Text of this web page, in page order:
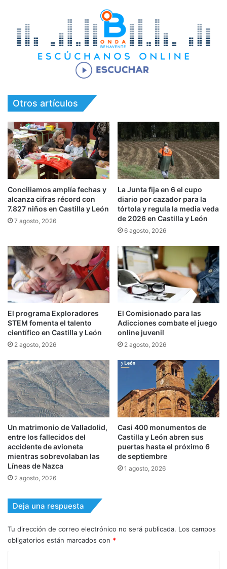
Otros artículos
Conciliamos amplía fechas y
alcanza cifras récord con
7.827 niños en Castilla y León
7 agosto, 2026
La Junta fija en 6 el cupo
diario por cazador para la
tórtola y regula la media veda
de 2026 en Castilla y León
6 agosto, 2026
El programa Exploradores
STEM fomenta el talento
científico en Castilla y León
2 agosto, 2026
El Comisionado para las
Adicciones combate el juego
online juvenil
2 agosto, 2026
Un matrimonio de Valladolid,
entre los fallecidos del
accidente de avioneta
mientras sobrevolaban las
Líneas de Nazca
2 agosto, 2026
Casi 400 monumentos de
Castilla y León abren sus
puertas hasta el próximo 6
de septiembre
1 agosto, 2026
Deja una respuesta
Tu dirección de correo electrónico no será publicada. Los campos
obligatorios están marcados con *